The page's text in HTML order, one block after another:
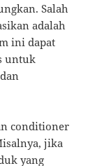
Salah
adalah
ini dapat
untuk
conditioner
jika
yang